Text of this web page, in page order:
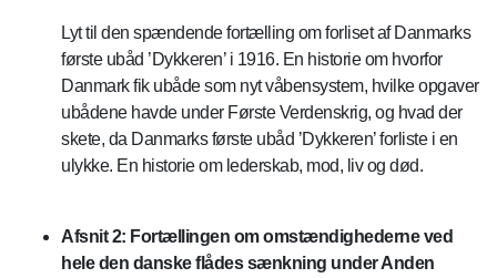
Lyt til den spændende fortælling om forliset af Danmarks
første ubåd ’Dykkeren’ i 1916. En historie om hvorfor
Danmark fik ubåde som nyt våbensystem, hvilke opgaver
ubådene havde under Første Verdenskrig, og hvad der
skete, da Danmarks første ubåd ’Dykkeren’ forliste i en
ulykke. En historie om lederskab, mod, liv og død.
Afsnit 2: Fortællingen om omstændighederne ved
hele den danske flådes sænkning under Anden